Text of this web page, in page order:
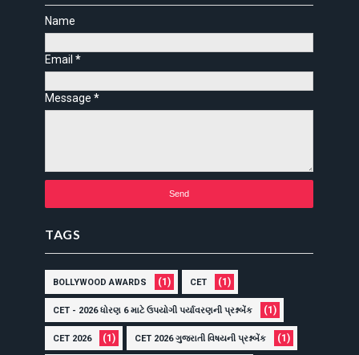
Name
Email*
Message*
TAGS
BOLLYWOOD AWARDS (1) CET (1)
CET - 2026 ધોરણ 6 માટે ઉપયોગી પર્યાવરણની પ્રશ્નબેંક (1)
CET 2026 (1) CET 2026 ગુજરાતી વિષયની પ્રશ્નબેંક (1)